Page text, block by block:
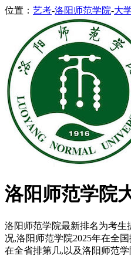
位置： 艺考-洛阳师范学院-大
洛阳师范学院
洛阳师范学院最新排名为考生
况,洛阳师范学院2025年在全
在全省排第几,以及洛阳师范